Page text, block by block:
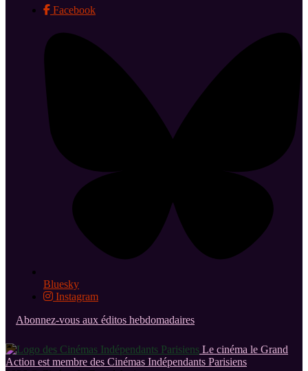
Facebook
Bluesky
Instagram
Abonnez-vous aux éditos hebdomadaires
Le cinéma le Grand
Action est membre des Cinémas Indépendants Parisiens